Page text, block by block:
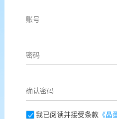
我已阅读并接受条款《晶